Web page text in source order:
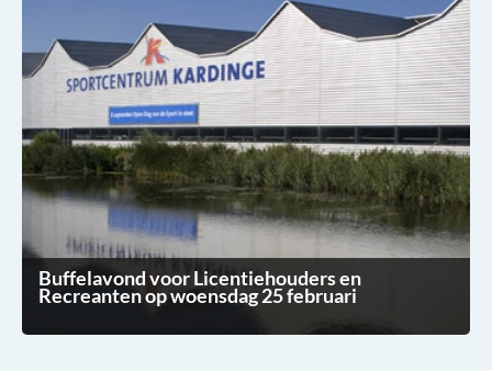
Buffelavond voor Licentiehouders en
Recreanten op woensdag 25 februari